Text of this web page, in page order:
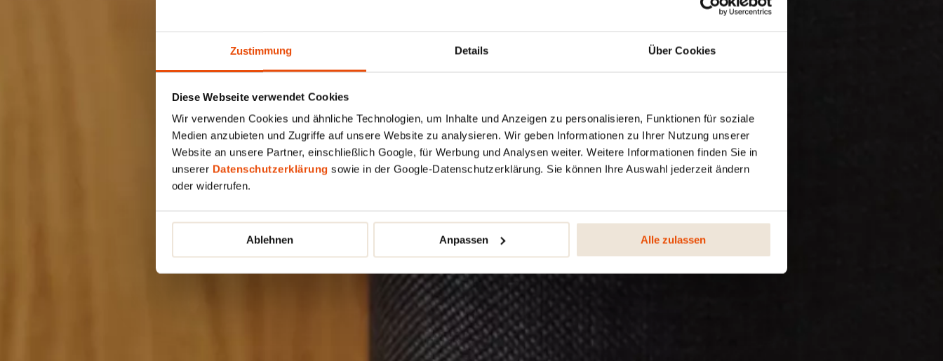
Zustimmung Details Über Cookies
Diese Webseite verwendet Cookies
Wir verwenden Cookies und ähnliche Technologien, um Inhalte und Anzeigen zu personalisieren, Funktionen für soziale
Medien anzubieten und Zugriffe auf unsere Website zu analysieren. Wir geben Informationen zu Ihrer Nutzung unserer
Website an unsere Partner, einschließlich Google, für Werbung und Analysen weiter. Weitere Informationen finden Sie in
unserer Datenschutzerklärung sowie in der Google-Datenschutzerklärung. Sie können Ihre Auswahl jederzeit ändern
oder widerrufen.
Ablehnen Anpassen Alle zulassen